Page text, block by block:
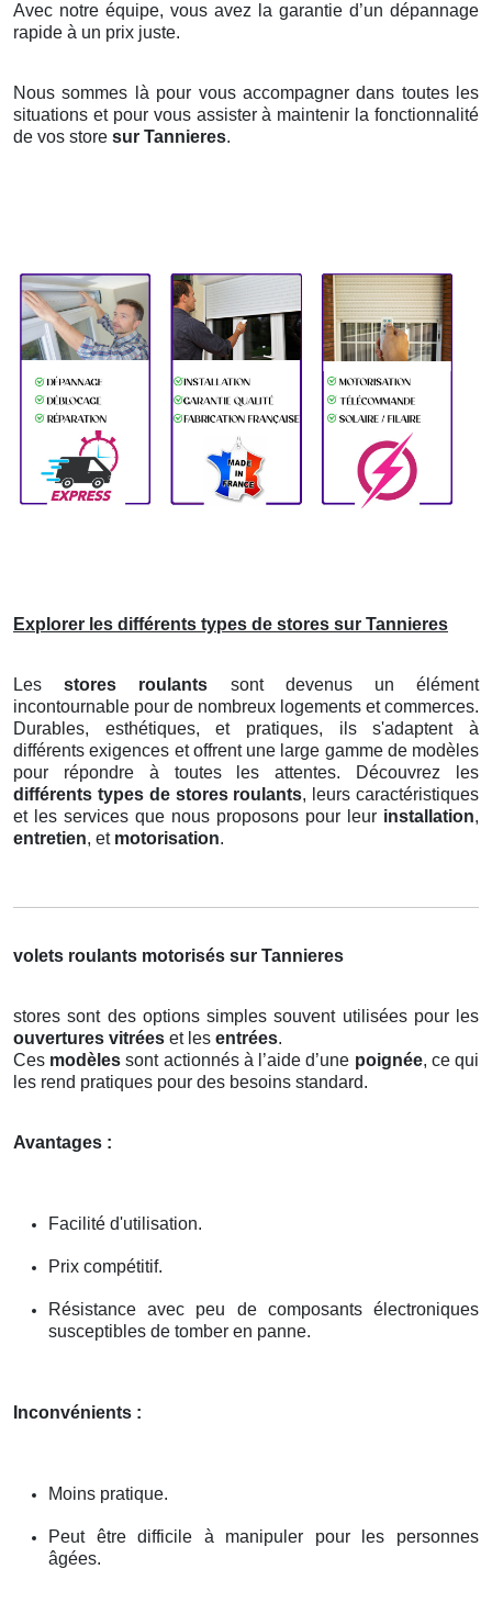
Avec notre équipe, vous avez la garantie d’un dépannage
rapide à un prix juste.
Nous sommes là pour vous accompagner dans toutes les
situations et pour vous assister à maintenir la fonctionnalité
de vos store sur Tannieres.
Explorer les différents types de stores sur Tannieres
Lesstores roulants sont devenus un élément
incontournable pour de nombreux logements et commerces.
Durables, esthétiques, et pratiques, ils s'adaptent à
différents exigences et offrent une large gamme de modèles
pour répondre à toutes les attentes. Découvrez les
différents types de stores roulants, leurs caractéristiques
et les services que nous proposons pour leur installation,
entretien, et motorisation.
volets roulants motorisés sur Tannieres
stores sont des options simples souvent utilisées pour les
ouvertures vitrées et les entrées.
Ces modèles sont actionnés à l’aide d’une poignée, ce qui
les rend pratiques pour des besoins standard.
Avantages :
Facilité d'utilisation.
Prix compétitif.
Résistance avec peu de composants électroniques
susceptibles de tomber en panne.
Inconvénients :
Moins pratique.
Peut être difficile à manipuler pour les personnes
âgées.